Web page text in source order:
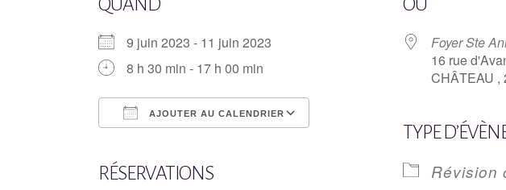
9 juin 2023 - 11 juin 2023
8 h 30 min - 17 h 00 min
AJOUTER AU CALENDRIER
Calendrier Google
RÉSERVATIONS
Foyer Ste
16 rue
CHÂTEAU ,
TYPE
Révision